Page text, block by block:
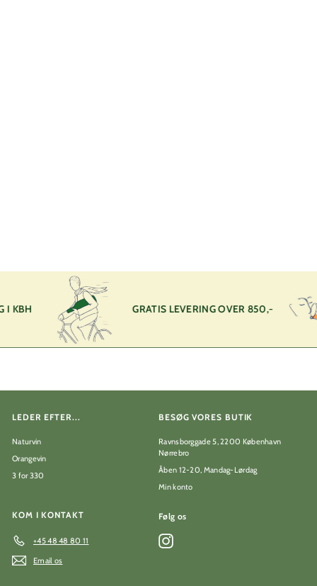
r
KBH GRATIS LEVERING OVER 850,-
LEDER EFTER...
Naturvin
Orangevin
3 for 330
BESØG VORES BUTIK
Ravnsborggade 5, 2200 København
Nørrebro
Åben 12-20, Mandag-Lørdag
Min konto
KOM I KONTAKT
+45 48 48 80 11
Email os
Følg os
Instagram